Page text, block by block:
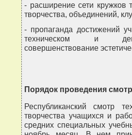
- расширение сети кружков
творчества, объединений,
- пропаганда достижений
техническом и
совершенствование
Порядок проведения
Республиканский смотр
творчества учащихся и
средних специальных